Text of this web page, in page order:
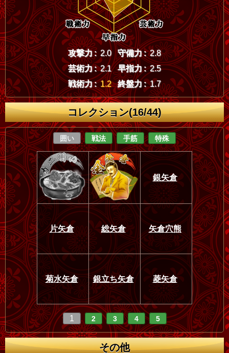
攻撃力 : 2.0 守備力 : 2.8
芸術力 : 2.1 早指力 : 2.5
戦術力 : 1.2 終盤力 : 1.7
コレクション(16/44)
囲い 戦法 手筋 特殊
銀矢倉
片矢倉 総矢倉 矢倉穴熊
菊水矢倉 銀立ち矢倉 菱矢倉
1 2 3 4 5
その他